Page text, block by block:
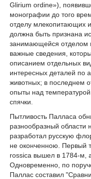
Glirium ordine»),
монографии до того
отделу млекопитающих
должна быть признана
занимающейся отделом
важные сведения,
описанием отдельных
интересных деталей по
животных; в последнем
опыты над
спячки.
Пытливость Палласа
разнообразный области
разработал русскую
не оконченною. Первый
rossica вышел в 1784-м,
Одновременно, по
Паллас составил